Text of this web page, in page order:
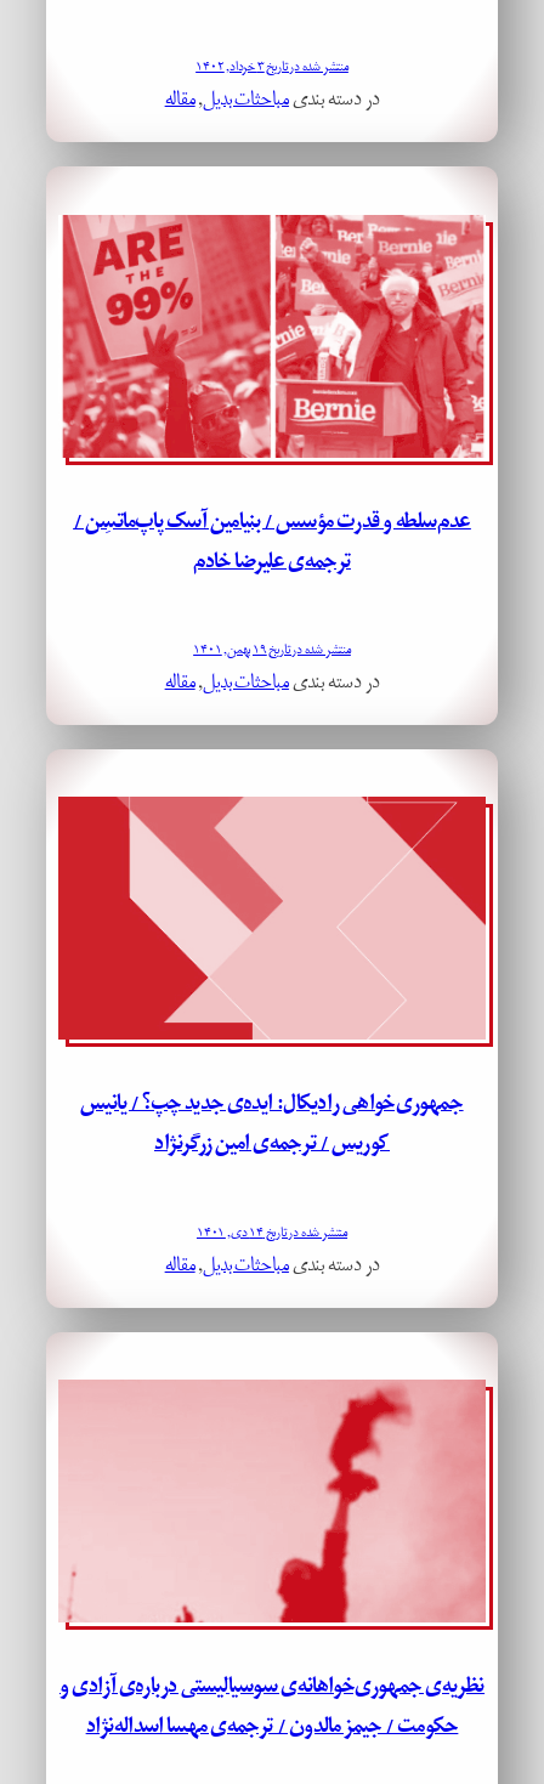
منتشر شده در تاریخ ۳ خرداد, ۱۴۰۲
در دسته بندیمباحثات بدیل, مقاله
عدم‌سلطه و قدرت مؤسس / بنیامین آسک پاپ‌ماتسِن /
ترجمه‌ی علیرضا خادم
منتشر شده در تاریخ ۱۹ بهمن, ۱۴۰۱
در دسته بندیمباحثات بدیل, مقاله
جمهوری‌خواهی رادیکال: ایده‌ی جدید چپ؟ / یانیس
کوریس / ترجمه‌ی امین زرگرنژاد
منتشر شده در تاریخ ۱۴ دی, ۱۴۰۱
در دسته بندیمباحثات بدیل, مقاله
نظریه‌ی جمهوری‌خواهانه‌ی سوسیالیستی درباره‌ی آزادی و
حکومت / جیمز مالدون / ترجمه‌ی مهسا اسداله‌نژاد